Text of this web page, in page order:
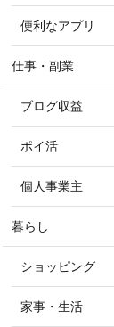
便利なアプリ
仕事・副業
ブログ収益
ポイ活
個人事業主
暮らし
ショッピング
家事・生活